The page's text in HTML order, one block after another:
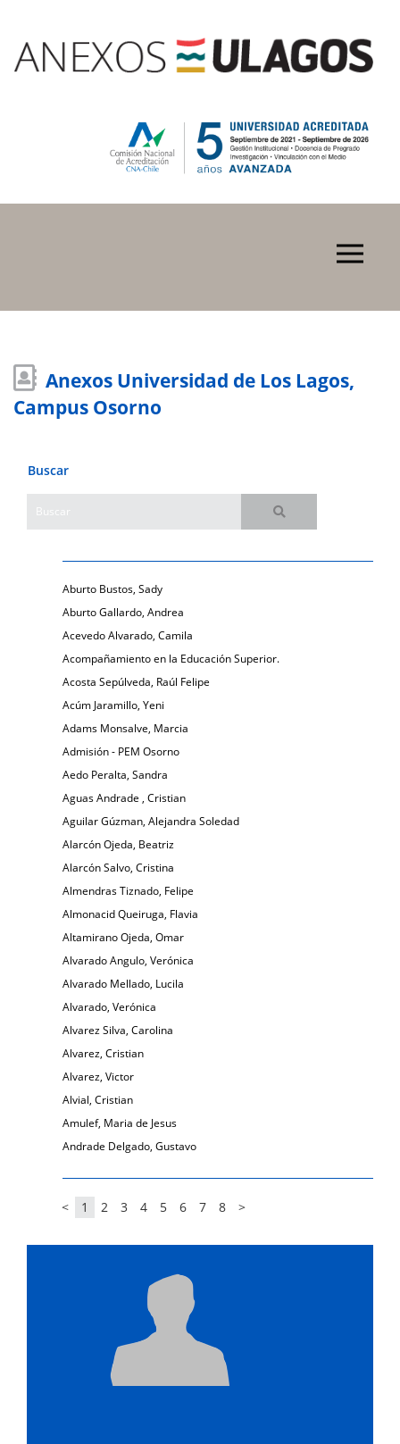
Anexos Universidad de Los Lagos,
Campus Osorno
Buscar
Aburto Bustos, Sady
Aburto Gallardo, Andrea
Acevedo Alvarado, Camila
Acompañamiento en la Educación Superior.
Acosta Sepúlveda, Raúl Felipe
Acúm Jaramillo, Yeni
Adams Monsalve, Marcia
Admisión - PEM Osorno
Aedo Peralta, Sandra
Aguas Andrade , Cristian
Aguilar Gúzman, Alejandra Soledad
Alarcón Ojeda, Beatriz
Alarcón Salvo, Cristina
Almendras Tiznado, Felipe
Almonacid Queiruga, Flavia
Altamirano Ojeda, Omar
Alvarado Angulo, Verónica
Alvarado Mellado, Lucila
Alvarado, Verónica
Alvarez Silva, Carolina
Alvarez, Cristian
Alvarez, Victor
Alvial, Cristian
Amulef, Maria de Jesus
Andrade Delgado, Gustavo
< 1 2 3 4 5 6 7 8 >